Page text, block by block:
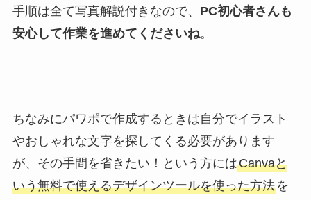
手順は全て写真解説付きなので、 PC初心者さんも
安心して作業を進めてくださいね。
ちなみにパワポで作成するときは自分でイラスト
やおしゃれな文字を探してくる必要があります
が、その手間を省きたい！という方にはCanvaと
いう無料で使えるデザインツールを使った方法を